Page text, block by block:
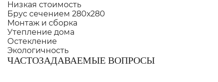
Низкая стоимость
Брус сечением 280х280
Монтаж и сборка
Утепление дома
Остекление
Экологичность
ЧАСТОЗАДАВАЕМЫЕ ВОПРОСЫ